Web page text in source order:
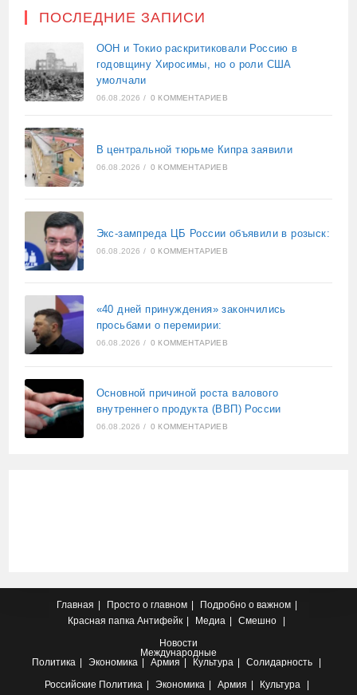
ПОСЛЕДНИЕ ЗАПИСИ
ООН и Токио раскритиковали Россию в
годовщину Хиросимы, но о роли США
умолчали
06.08.2026 / 0 КОММЕНТАРИЕВ
В центральной тюрьме Кипра заявили
06.08.2026 / 0 КОММЕНТАРИЕВ
Экс-зампреда ЦБ России объявили в розыск:
06.08.2026 / 0 КОММЕНТАРИЕВ
«40 дней принуждения» закончились
просьбами о перемирии:
06.08.2026 / 0 КОММЕНТАРИЕВ
Основной причиной роста валового
внутреннего продукта (ВВП) России
06.08.2026 / 0 КОММЕНТАРИЕВ
Главная Просто о главном
Подробно о важном
Красная папка Антифейк Медиа
Смешно
Новости
Международные
Политика
Экономика Армия Культура
Солидарность
Российские Политика Экономика Армия Культура